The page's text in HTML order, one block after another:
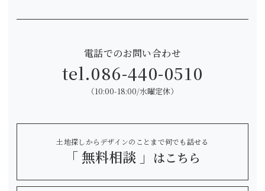
電話でのお問い合わせ
tel.086-440-0510
（10:00-18:00/水曜定休）
土地探しからデザインのことまで何でも話せる
「 無料相談 」 はこちら